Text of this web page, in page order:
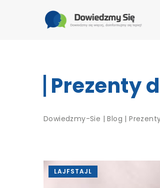
Prezenty
Dowiedzmy-Sie |Blog |
LAJFSTAJL